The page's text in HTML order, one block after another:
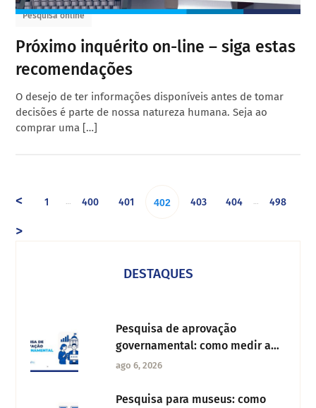
Pesquisa online
Próximo inquérito on-line – siga estas
recomendações
O desejo de ter informações disponíveis antes de tomar
decisões é parte de nossa natureza humana. Seja ao
comprar uma […]
< 1 … 400 401 402 403 404 … 498
>
DESTAQUES
Pesquisa de aprovação
governamental: como medir a
confiança dos cidadãos
ago 6, 2026
Pesquisa para museus: como